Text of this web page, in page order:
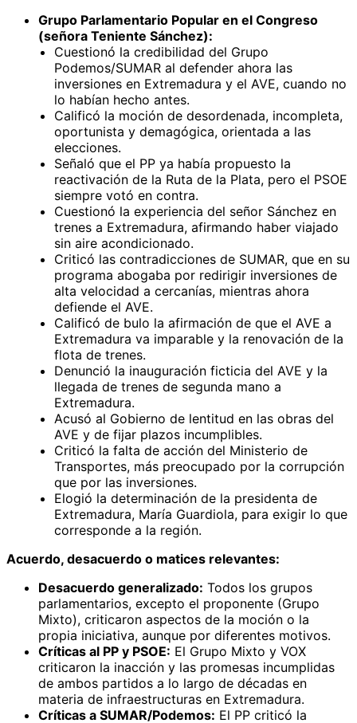
Grupo Parlamentario Popular en el Congreso
(señora Teniente Sánchez):
Cuestionó la credibilidad del Grupo
Podemos/SUMAR al defender ahora las
inversiones en Extremadura y el AVE, cuando no
lo habían hecho antes.
Calificó la moción de desordenada, incompleta,
oportunista y demagógica, orientada a las
elecciones.
Señaló que el PP ya había propuesto la
reactivación de la Ruta de la Plata, pero el PSOE
siempre votó en contra.
Cuestionó la experiencia del señor Sánchez en
trenes a Extremadura, afirmando haber viajado
sin aire acondicionado.
Criticó las contradicciones de SUMAR, que en su
programa abogaba por redirigir inversiones de
alta velocidad a cercanías, mientras ahora
defiende el AVE.
Calificó de bulo la afirmación de que el AVE a
Extremadura va imparable y la renovación de la
flota de trenes.
Denunció la inauguración ficticia del AVE y la
llegada de trenes de segunda mano a
Extremadura.
Acusó al Gobierno de lentitud en las obras del
AVE y de fijar plazos incumplibles.
Criticó la falta de acción del Ministerio de
Transportes, más preocupado por la corrupción
que por las inversiones.
Elogió la determinación de la presidenta de
Extremadura, María Guardiola, para exigir lo que
corresponde a la región.
Acuerdo, desacuerdo o matices relevantes:
Desacuerdo generalizado: Todos los grupos
parlamentarios, excepto el proponente (Grupo
Mixto), criticaron aspectos de la moción o la
propia iniciativa, aunque por diferentes motivos.
Críticas al PP y PSOE: El Grupo Mixto y VOX
criticaron la inacción y las promesas incumplidas
de ambos partidos a lo largo de décadas en
materia de infraestructuras en Extremadura.
Críticas a SUMAR/Podemos: El PP criticó la